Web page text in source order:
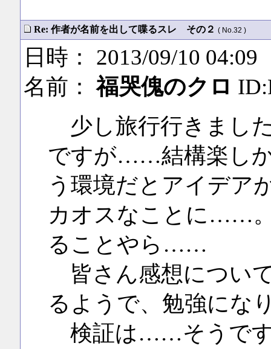
Re: 作者が名前を出して喋るスレ その２ ( No.32 )
日時： 2013/09/10 04:09
名前：福哭傀のクロ
少し旅行行きまし
ですが……結構楽し
う環境だとアイデア
カオスなことに……
ることやら……
皆さん感想につい
るようで、勉強にな
検証は……そうです